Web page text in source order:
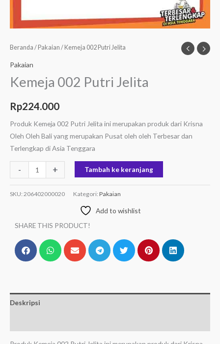
Beranda / Pakaian / Kemeja 002 Putri Jelita
Pakaian
Kemeja 002 Putri Jelita
Rp224.000
Produk Kemeja 002 Putri Jelita ini merupakan produk dari Krisna
Oleh Oleh Bali yang merupakan Pusat oleh oleh Terbesar dan
Terlengkap di Asia Tenggara
- + Tambah ke keranjang
SKU: 206402000020 Kategori: Pakaian
Add to wishlist
SHARE THIS PRODUCT!
Deskripsi